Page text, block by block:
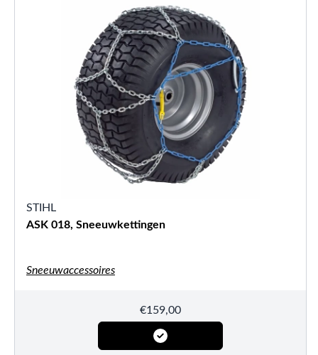
STIHL
ASK 018, Sneeuwkettingen
Sneeuwaccessoires
€159,00